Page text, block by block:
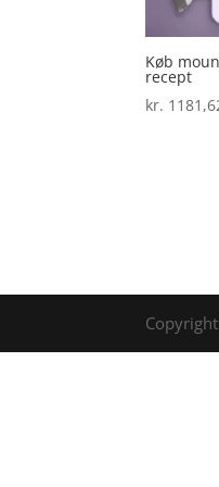
Køb
recept
kr.